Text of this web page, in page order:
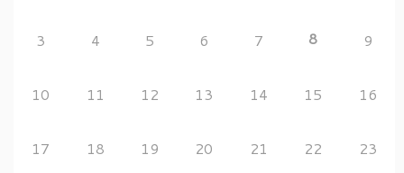
3 4 5 6 7 8 9
10 11 12 13 14 15 16
17 18 19 20 21 22 23